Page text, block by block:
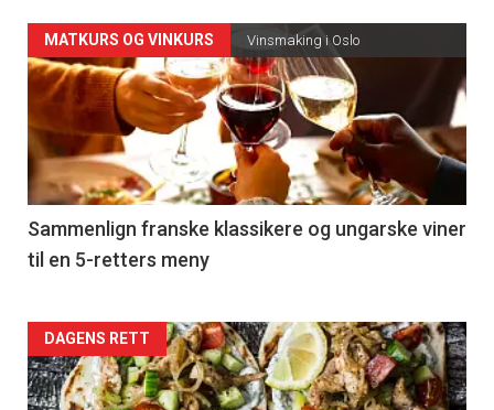
Forsiden
akkurat
nå
-
5
MATKURS OG VINKURS Vinsmaking i Oslo
Sammenlign franske klassikere og ungarske viner
til en 5-retters meny
Forsiden
akkurat
DAGENS RETT